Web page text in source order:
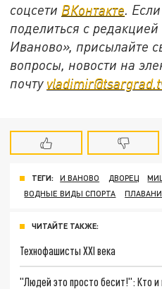
соцсети ВКонтакте.
поделиться с
Иваново», присылайте
вопросы, новости на
почту
ТЕГИ: И ВАНОВО ДВОРЕЦ
ВОДНЫЕ ВИДЫ СПОРТА
ЧИТАЙТЕ ТАКЖЕ:
Технофашисты XXI века
"Людей это просто бесит!": Кто